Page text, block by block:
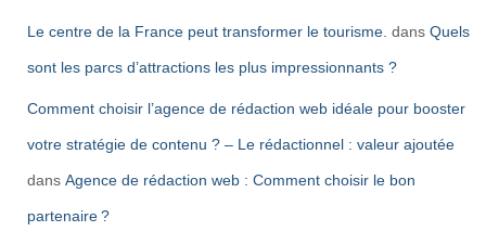
Le centre de la France peut transformer le tourisme. dans Quels
sont les parcs d’attractions les plus impressionnants ?
Comment choisir l’agence de rédaction web idéale pour booster
votre stratégie de contenu ? – Le rédactionnel : valeur ajoutée
dans Agence de rédaction web : Comment choisir le bon
partenaire ?